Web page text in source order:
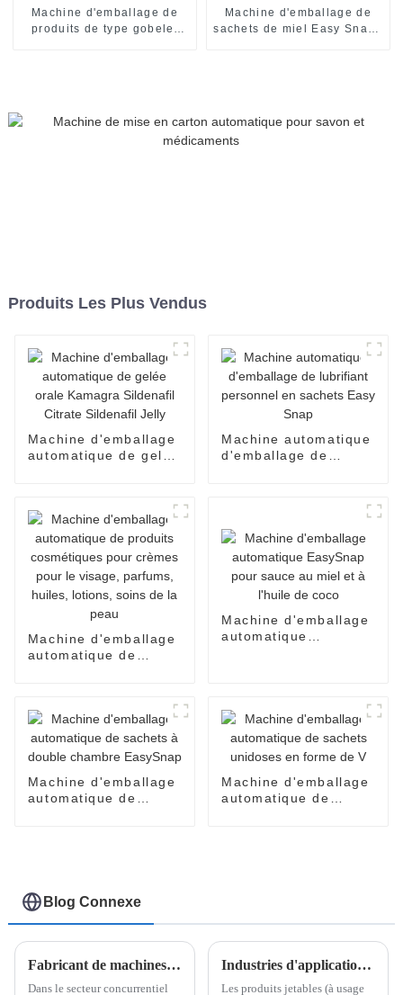
Machine d'emballage de
produits de type gobelet
Machine d'emballage de
sachets de miel Easy Snap :
Produits Les Plus Vendus
Machine d'emballage
automatique de gelée
Machine automatique
d'emballage de
Machine d'emballage
automatique de
huiles, lotions, soins
de la peau
Machine d'emballage
automatique
Machine d'emballage
automatique de
Machine d'emballage
automatique de
Blog Connexe
Fabricant de machines d'emballage Easy Snap
Dans le secteur concurrentiel
Industries d'application des produits jetables et comment trouver un fournisseur fiable de machines d'emballage de produits jetables
Les produits jetables (à usage